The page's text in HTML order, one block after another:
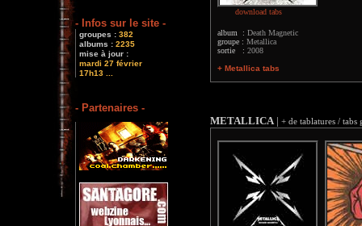
- Infos sur le site -
groupes : 382
albums : 2235
mise à jour :
mardi 27 février
17h13 ...
- Partenaires -
download tabs
album : Death Magnetic
groupe : Metallica
sortie : 2008
+ Metallica tabs
METALLICA| + de tablatures /